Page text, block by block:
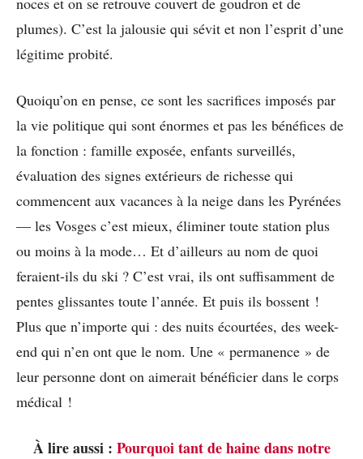
plumes). C’est la jalousie qui sévit et non l’esprit d’une
légitime probité.
Quoiqu’on en pense, ce sont les sacrifices imposés par
la vie politique qui sont énormes et pas les bénéfices de
la fonction : famille exposée, enfants surveillés,
évaluation des signes extérieurs de richesse qui
commencent aux vacances à la neige dans les Pyrénées
— les Vosges c’est mieux, éliminer toute station plus
ou moins à la mode… Et d’ailleurs au nom de quoi
feraient-ils du ski ? C’est vrai, ils ont suffisamment de
pentes glissantes toute l’année. Et puis ils bossent !
Plus que n’importe qui : des nuits écourtées, des week-
end qui n’en ont que le nom. Une « permanence » de
leur personne dont on aimerait bénéficier dans le corps
médical !
À lire aussi : Pourquoi tant de haine dans notre